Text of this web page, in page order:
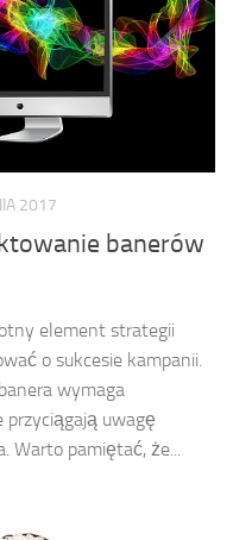
2017
banerów
element strategii
o sukcesie kampanii.
wymaga
przyciągają uwagę
Warto pamiętać, że...